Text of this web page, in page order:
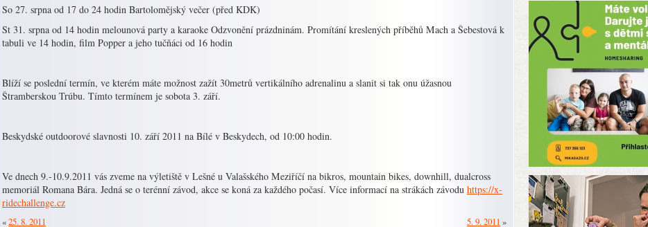
So 27. srpna od 17 do 24 hodin Bartolomějský večer (před KDK)
St 31. srpna od 14 hodin melounová party a karaoke Odzvonění prázdninám. Promítání kreslených příběhů Mach a Šebestová k
tabuli ve 14 hodin, film Popper a jeho tučňáci od 16 hodin
Blíží se poslední termín, ve kterém máte možnost zažít 30metrů vertikálního adrenalinu a slanit si tak onu úžasnou
Štramberskou Trúbu. Tímto termínem je sobota 3. září.
Beskydské outdoorové slavnosti 10. září 2011 na Bílé v Beskydech, od 10:00 hodin.
Ve dnech 9.-10.9.2011 vás zveme na výletiště v Lešné u Valašského Meziříčí na bikros, mountain bikes, downhill, dualcross
memoriál Romana Bára. Jedná se o terénní závod, akce se koná za každého počasí. Více informací na strákách závodu https://x-
ridechallenge.cz
«25. 8. 2011 5. 9. 2011 »